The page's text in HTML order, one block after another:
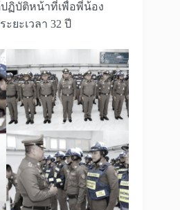
ฏิบัติหน้าที่เพื่อพี่น้อง
ยะเวลา 32 ปี